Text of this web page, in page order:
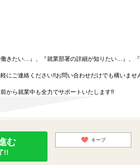
きたい…』、『就業部署の詳細が知りたい…』、
ご連絡ください!!お問い合わせだけでも構いませ
から就業中も全力でサポートいたします!!
む
!!
キープ